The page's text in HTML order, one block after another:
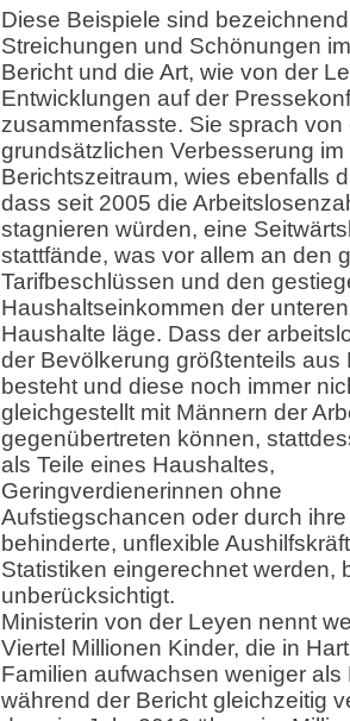
Diese Beispiele sind
Streichungen und Schönungen
Bericht und die Art, wie von der
Entwicklungen auf der
zusammenfasste. Sie sprach von
grundsätzlichen Verbesserung im
Berichtszeitraum, wies ebenfalls
dass seit 2005 die
stagnieren würden, eine
stattfände, was vor allem an den
Tarifbeschlüssen und den
Haushaltseinkommen der
Haushalte läge. Dass der
der Bevölkerung größtenteils aus
besteht und diese noch immer
gleichgestellt mit Männern der
gegenübertreten können,
als Teile eines Haushaltes,
Geringverdienerinnen ohne
Aufstiegschancen oder durch
behinderte, unflexible
Statistiken eingerechnet werden,
unberücksichtigt.
Ministerin von der Leyen nennt
Viertel Millionen Kinder, die in
Familien aufwachsen weniger als
während der Bericht gleichzeitig